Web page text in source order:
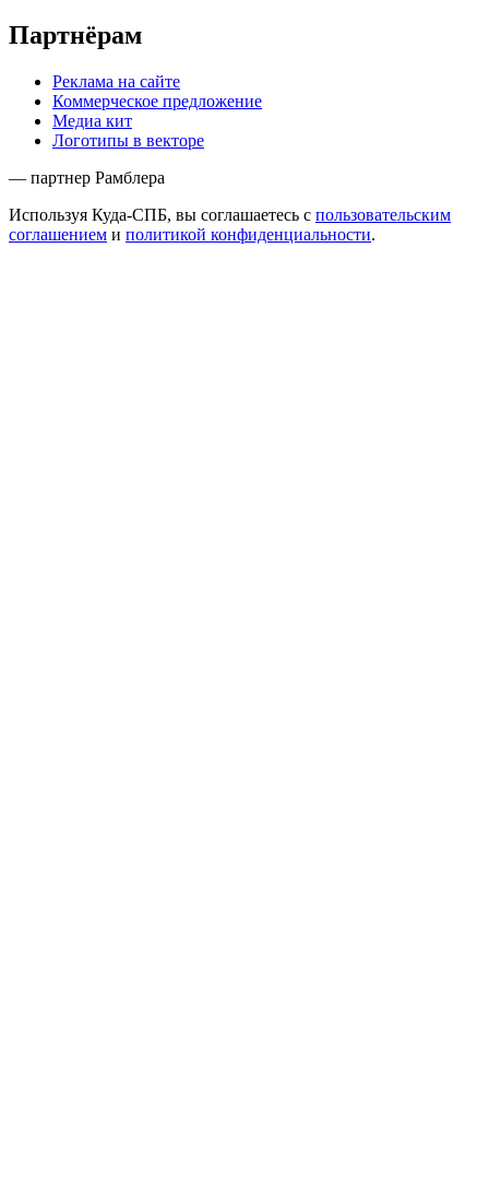
Партнёрам
Реклама на сайте
Коммерческое предложение
Медиа кит
Логотипы в векторе
— партнер Рамблера
Используя Куда-СПБ, вы соглашаетесь с пользовательским
соглашением и политикой конфиденциальности.